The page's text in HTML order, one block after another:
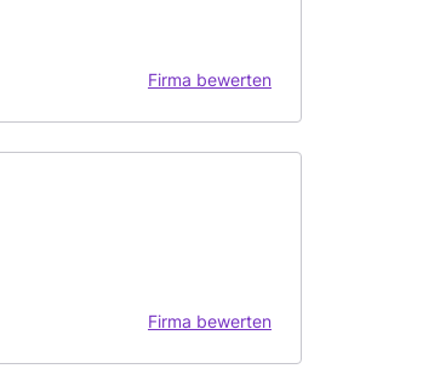
Firma bewerten
Firma bewerten